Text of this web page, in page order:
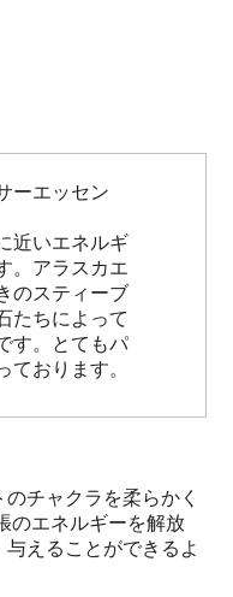
ーエッセン
近いエネルギ
。アラスカエ
のスティーブ
たちによって
す。とてもパ
ております。
チャクラを柔らかく
のエネルギーを解放
えることができるよ